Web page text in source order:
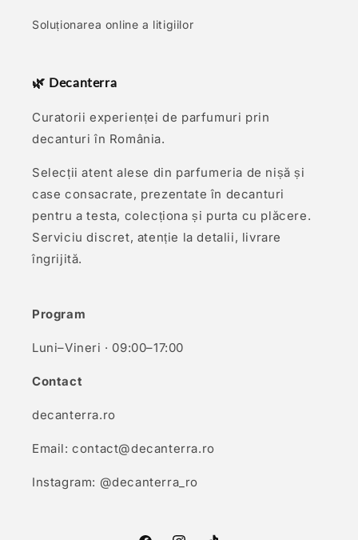
Soluționarea online a litigiilor
🌿 Decanterra
Curatorii experienței de parfumuri prin
decanturi în România.
Selecții atent alese din parfumeria de nișă și
case consacrate, prezentate în decanturi
pentru a testa, colecționa și purta cu plăcere.
Serviciu discret, atenție la detalii, livrare
îngrijită.
Program
Luni–Vineri · 09:00–17:00
Contact
decanterra.ro
Email: contact@decanterra.ro
Instagram: @decanterra_ro